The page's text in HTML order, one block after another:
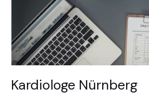
Kardiologe Nürnberg